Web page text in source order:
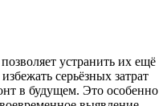
устранить их ещё
серьёзных затрат
в будущем. Это особенно